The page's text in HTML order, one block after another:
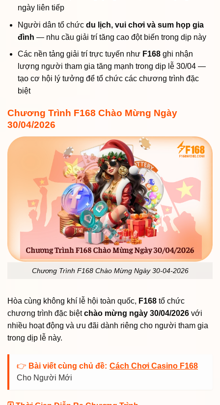
ngày liên tiếp
Người dân tổ chức du lịch, vui chơi và sum họp gia
đình — nhu cầu giải trí tăng cao đột biến trong dịp này
Các nền tảng giải trí trực tuyến như F168ghi nhận
lượng người tham gia tăng mạnh trong dịp lễ 30/04 —
tạo cơ hội lý tưởng để tổ chức các chương trình đặc
biệt
Chương Trình F168 Chào Mừng Ngày
30/04/2026
Chương Trình F168 Chào Mừng Ngày 30-04-2026
Hòa cùng không khí lễ hội toàn quốc, F168 tổ chức
chương trình đặc biệtchào mừng ngày 30/04/2026 với
nhiều hoạt động và ưu đãi dành riêng cho người tham gia
trong dịp lễ này.
👉 Bài viết cùng chủ đề: Cách Chơi Casino F168
Cho Người Mới